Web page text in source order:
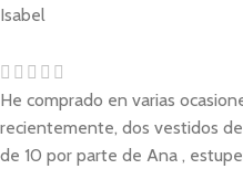
Isabel
He comprado en varias
recientemente, dos vestidos
de 10 por parte de Ana ,